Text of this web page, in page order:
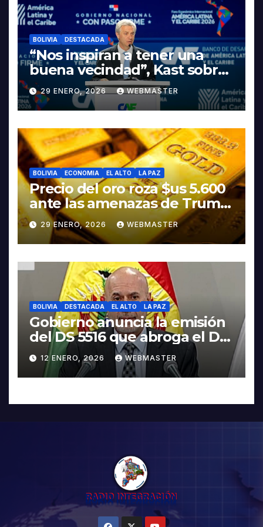
BOLIVIA DESTACADA
“Nos inspiran a tener una
buena vecindad”, Kast sobre
discurso del presidente
Rodrigo Paz
29 ENERO, 2026 WEBMASTER
BOLIVIA ECONOMIA EL ALTO LA PAZ
Precio del oro roza $us 5.600
ante las amenazas de Trump
contra Irán
29 ENERO, 2026 WEBMASTER
BOLIVIA DESTACADA EL ALTO LA PAZ
Gobierno anuncia la emisión
del DS 5516 que abroga el DS
5503
12 ENERO, 2026 WEBMASTER